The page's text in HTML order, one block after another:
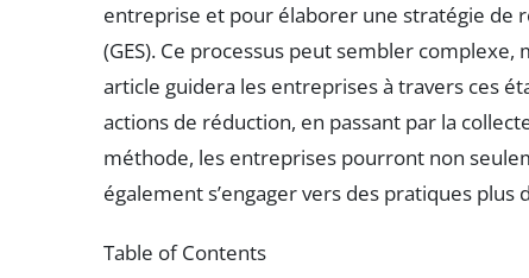
entreprise et pour élaborer une stratégie de
(GES). Ce processus peut sembler
article guidera les entreprises à travers ces
actions de réduction, en passant par la
méthode, les entreprises pourront non
également s’engager vers des pratiques plus
Table of Contents